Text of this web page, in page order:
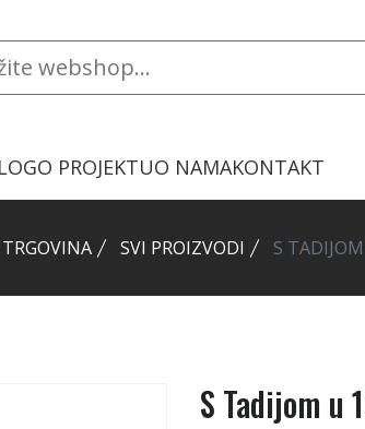
O PROJEKTUO NAMAKONTAKT
SVI PROIZVODI S
S Tadijom u